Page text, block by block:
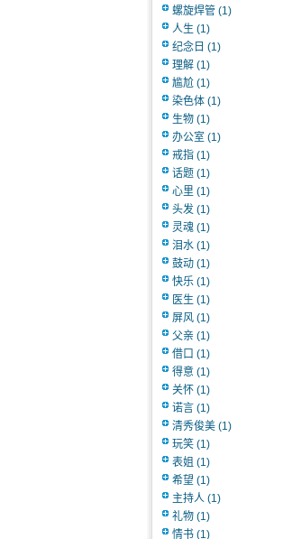
螺旋焊管 (1)
人生 (1)
纪念日 (1)
理解 (1)
尴尬 (1)
染色体 (1)
生物 (1)
办公室 (1)
戒指 (1)
话题 (1)
心里 (1)
头发 (1)
灵魂 (1)
泪水 (1)
鼓动 (1)
快乐 (1)
医生 (1)
屏风 (1)
父亲 (1)
借口 (1)
得意 (1)
关怀 (1)
诺言 (1)
清秀俊美 (1)
玩笑 (1)
表姐 (1)
希望 (1)
主持人 (1)
礼物 (1)
情书 (1)